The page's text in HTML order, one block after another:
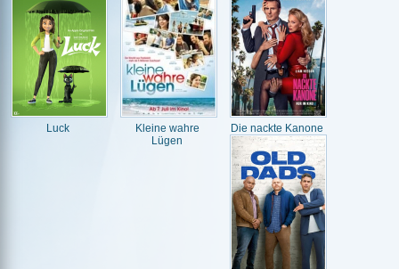
Luck
Kleine wahre
Lügen
Die nackte Kanone